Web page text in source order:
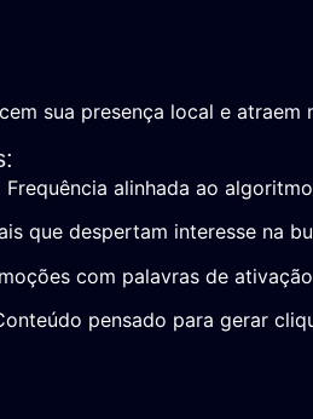
sua presença local e atraem
Frequência alinhada ao
que despertam interesse na
com palavras de
pensado para gerar